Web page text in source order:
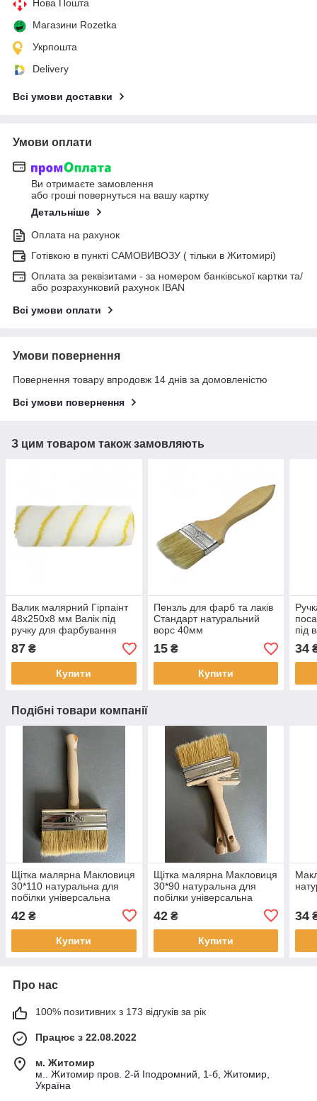
Нова Пошта
Магазини Rozetka
Укрпошта
Delivery
Всі умови доставки
Умови оплати
Ви отримаєте замовлення
або гроші повернуться на вашу картку
Детальніше
Оплата на рахунок
Готівкою в пункті САМОВИВОЗУ ( тільки в Житомирі)
Оплата за реквізитами - за номером банківської картки та/
або розрахунковий рахунок IBAN
Всі умови оплати
Умови повернення
Повернення товару впродовж 14 днів за домовленістю
Всі умови повернення
З цим товаром також замовляють
Валик малярний Гірпаінт
48x250х8 мм Валік під
ручку для фарбування
для лакофарбових
матеріалів емалей та
87 ₴
Купити
Пензль для фарб та лаків
Стандарт натуральний
ворс 40мм
15₴
Купити
під
для
34
Подібні товари компанії
Щітка малярна Макловиця
30*110 натуральна для
побілки універсальна
42 ₴
Купити
Щітка малярна Макловиця
30*90 натуральна для
побілки універсальна
42₴
Купити
34
Про нас
100% позитивних з 173 відгуків за рік
Працює з 22.08.2022
м. Житомир
м.. Житомир пров. 2-й Іподромний, 1-б, Житомир,
Україна